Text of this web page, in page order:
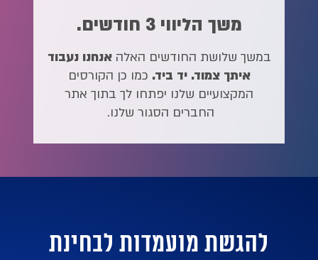
משך הליווי 3 חודשים.
במשך שלושת החודשים האלהאנחנו נעבוד
איתך צמוד. יד ביד. כמו כן הקורסים
המקצועיים שלנו יפתחו לך בתוך אתר
החברים הסגור שלנו.
להגשת מועמדות לבחינת